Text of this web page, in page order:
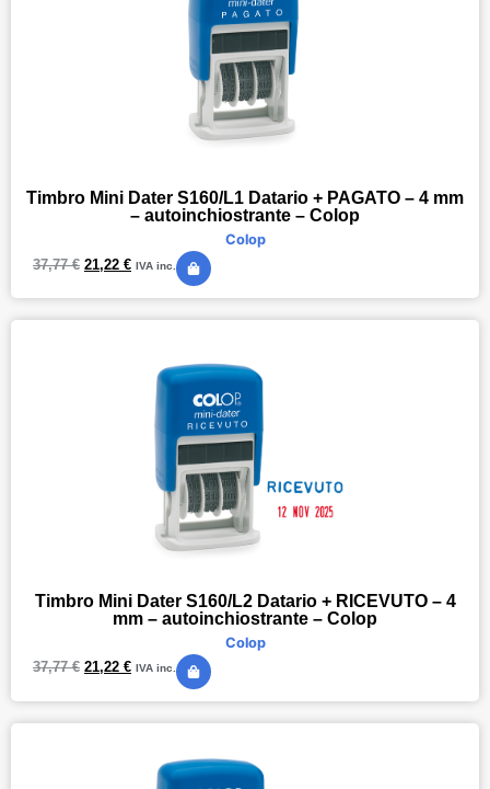
Timbro Mini Dater S160/L1 Datario + PAGATO – 4 mm
– autoinchiostrante – Colop
Colop
37,77€ 21,22 € IVA inc.
Timbro Mini Dater S160/L2 Datario + RICEVUTO – 4
mm – autoinchiostrante – Colop
Colop
37,77€ 21,22 € IVA inc.